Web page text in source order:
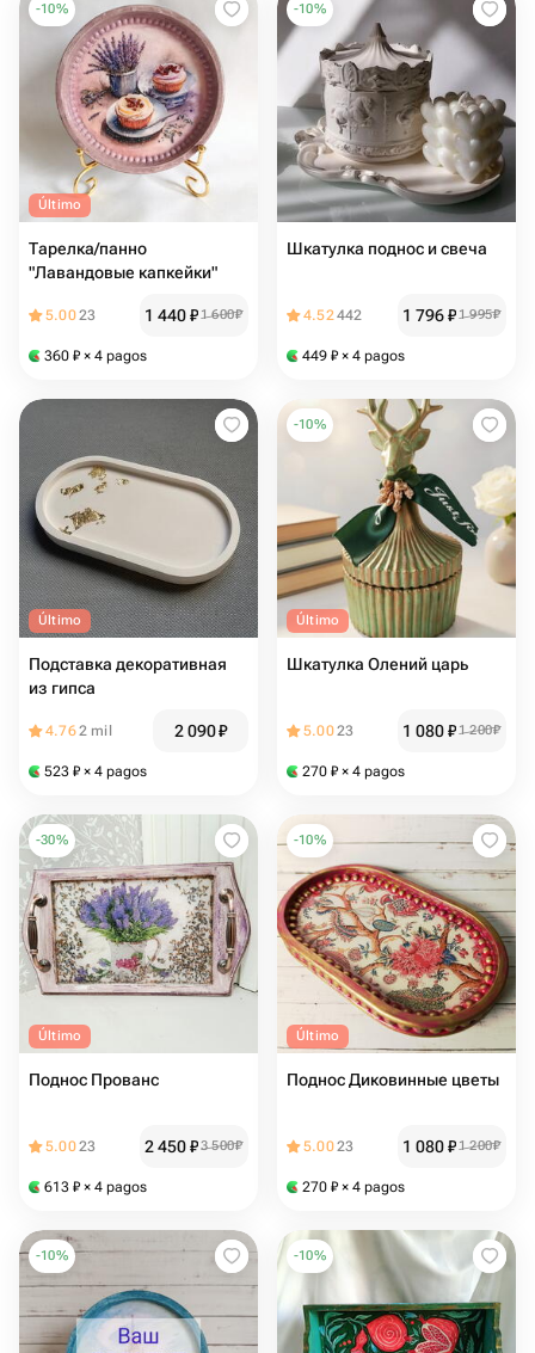
-10%
Último
Тарелка/панно
"Лавандовые капкейки"
5.0023 1 440₽1 600₽
360 ₽ × 4 pagos
-10%
Шкатулка поднос и свеча
4.52442 1 796₽1 995₽
449 ₽ × 4 pagos
Último
Подставка декоративная
из гипса
4.762 mil 2 090₽
523 ₽ × 4 pagos
-10%
Último
Шкатулка Олений царь
5.0023 1 080₽1 200₽
270 ₽ × 4 pagos
-30%
Último
Поднос Прованс
5.0023 2 450₽3 500₽
613 ₽ × 4 pagos
-10%
Último
Поднос Диковинные цветы
5.0023 1 080₽1 200₽
270 ₽ × 4 pagos
-10% -10%